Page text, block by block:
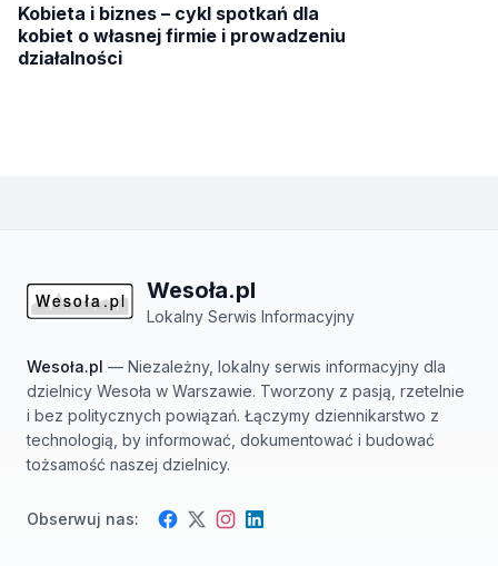
Kobieta i biznes – cykl spotkań dla
kobiet o własnej firmie i prowadzeniu
działalności
Wesoła.pl
Lokalny Serwis Informacyjny
Wesoła.pl — Niezależny, lokalny serwis informacyjny dla
dzielnicy Wesoła w Warszawie. Tworzony z pasją, rzetelnie
i bez politycznych powiązań. Łączymy dziennikarstwo z
technologią, by informować, dokumentować i budować
tożsamość naszej dzielnicy.
Obserwuj nas: Facebook
TwitterInstagram
LinkedIn